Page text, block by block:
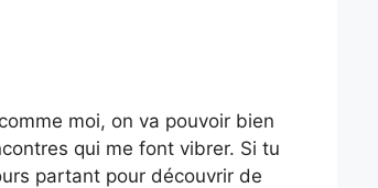
moi, on va pouvoir bien
qui me font vibrer. Si tu
partant pour découvrir de